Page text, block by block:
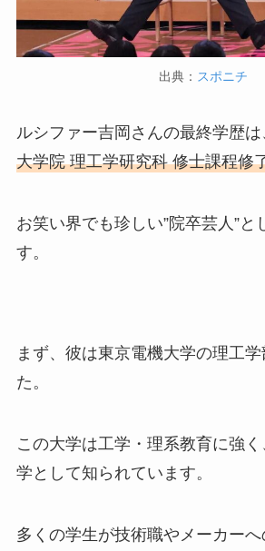
出典： スポニチ
ルシファー吉岡さんの最終学歴は
大学院 理工学研究科 修士課程修
お笑い界でも珍しい”院卒芸人”と
す。
まず、彼は東京電機大学の理工
た。
この大学は工学・理系教育に強
学として知られています。
多くの学生が技術職やメーカー